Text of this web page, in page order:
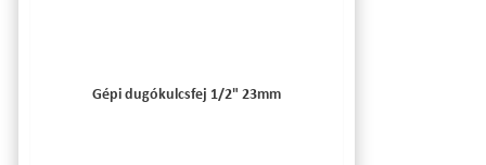
Gépi dugókulcsfej 1/2" 23mm